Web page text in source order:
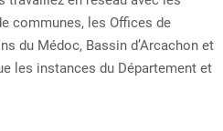
communes, les Offices de
du Médoc, Bassin d’Arcachon et
les instances du Département et